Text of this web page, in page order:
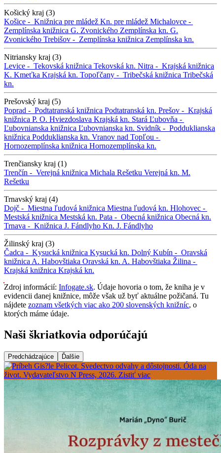
Košický kraj (3)
Košice - Knižnica pre mládež Kn. pre mládež Michalovce -
Zemplínska knižnica G. Zvonického Zemplínska kn. G.
Zvonického Trebišov - Zemplínska knižnica Zemplínska kn.
Nitriansky kraj (3)
Levice - Tekovská knižnica Tekovská kn. Nitra - Krajská knižnica
K. Kmeťka Krajská kn. Topoľčany - Tribečská knižnica Tribečská
kn.
Prešovský kraj (5)
Poprad - Podtatranská knižnica Podtatranská kn. Prešov - Krajská
knižnica P. O. Hviezdoslava Krajská kn. Stará Ľubovňa -
Ľubovnianska knižnica Ľubovnianska kn. Svidník - Podduklianska
knižnica Podduklianska kn. Vranov nad Topľou -
Hornozemplínska knižnica Hornozemplínska kn.
Trenčiansky kraj (1)
Trenčín - Verejná knižnica Michala Rešetku Verejná kn. M.
Rešetku
Trnavský kraj (4)
Dojč - Miestna ľudová knižnica Miestna ľudová kn. Hlohovec -
Mestská knižnica Mestská kn. Pata - Obecná knižnica Obecná kn.
Trnava - Knižnica J. Fándlyho Kn. J. Fándlyho
Žilinský kraj (3)
Čadca - Kysucká knižnica Kysucká kn. Dolný Kubín - Oravská
knižnica A. Habovštiaka Oravská kn. A. Habovštiaka Žilina -
Krajská knižnica Krajská kn.
Zdroj informácií: Infogate.sk. Údaje hovoria o tom, že kniha je v
evidencii danej knižnice, môže však už byť aktuálne požičaná. Tu
nájdete zoznam všetkých viac ako 200 slovenských knižníc, o
ktorých máme údaje.
Naši škriatkovia odporúčajú
Predchádzajúce Ďalšie